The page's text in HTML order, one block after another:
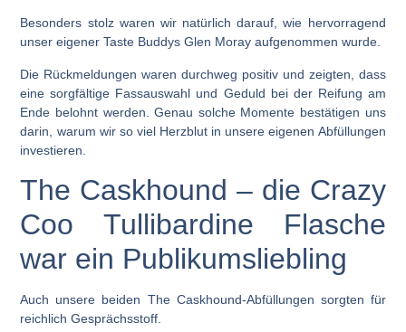
Besonders stolz waren wir natürlich darauf, wie hervorragend
unser eigenerTaste Buddys Glen Moray aufgenommen wurde.
Die Rückmeldungen waren durchweg positiv und zeigten, dass
eine sorgfältige Fassauswahl und Geduld bei der Reifung am
Ende belohnt werden. Genau solche Momente bestätigen uns
darin, warum wir so viel Herzblut in unsere eigenen Abfüllungen
investieren.
The Caskhound – die Crazy
Coo Tullibardine Flasche
war ein Publikumsliebling
Auch unsere beiden The Caskhound-Abfüllungen sorgten für
reichlich Gesprächsstoff.